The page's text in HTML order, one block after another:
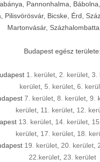
Pannonhalma,
Pilisvörösvár, Bicske, Érd,
Martonvásár,
Budapest egész területe:
1. kerület, 2. kerület, 3.
kerület, 5. kerület, 6.
7. kerület, 8. kerület, 9.
kerület 11. kerület 12.
13. kerület, 14. kerület,
kerület, 17. kerület, 18.
19. kerület, 20. kerület,
22.kerület 23. kerület